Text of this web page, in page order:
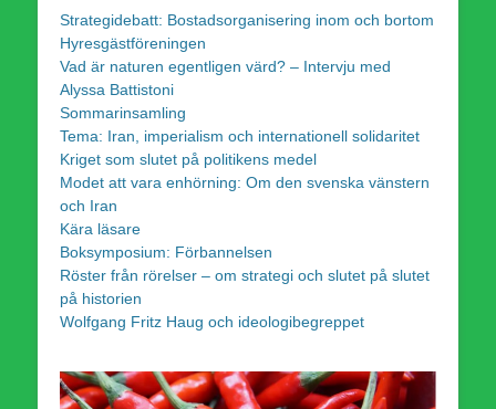
Strategidebatt: Bostadsorganisering inom och bortom
Hyresgästföreningen
Vad är naturen egentligen värd? – Intervju med
Alyssa Battistoni
Sommarinsamling
Tema: Iran, imperialism och internationell solidaritet
Kriget som slutet på politikens medel
Modet att vara enhörning: Om den svenska vänstern
och Iran
Kära läsare
Boksymposium: Förbannelsen
Röster från rörelser – om strategi och slutet på slutet
på historien
Wolfgang Fritz Haug och ideologibegreppet